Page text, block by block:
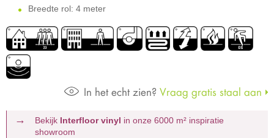
Breedte rol: 4 meter
In het echt zien? Vraag gratis staal aan
Bekijk Interfloor vinyl in onze 6000 m² inspiratie
showroom